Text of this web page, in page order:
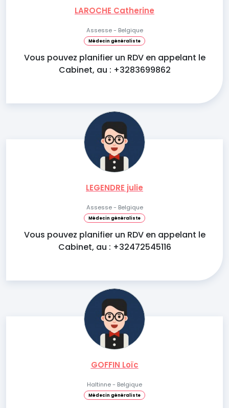
LAROCHE Catherine
Assesse - Belgique
Médecin généraliste
Vous pouvez planifier un RDV en appelant le
Cabinet, au : +3283699862
LEGENDRE julie
Assesse - Belgique
Médecin généraliste
Vous pouvez planifier un RDV en appelant le
Cabinet, au : +32472545116
GOFFIN Loïc
Haltinne - Belgique
Médecin généraliste